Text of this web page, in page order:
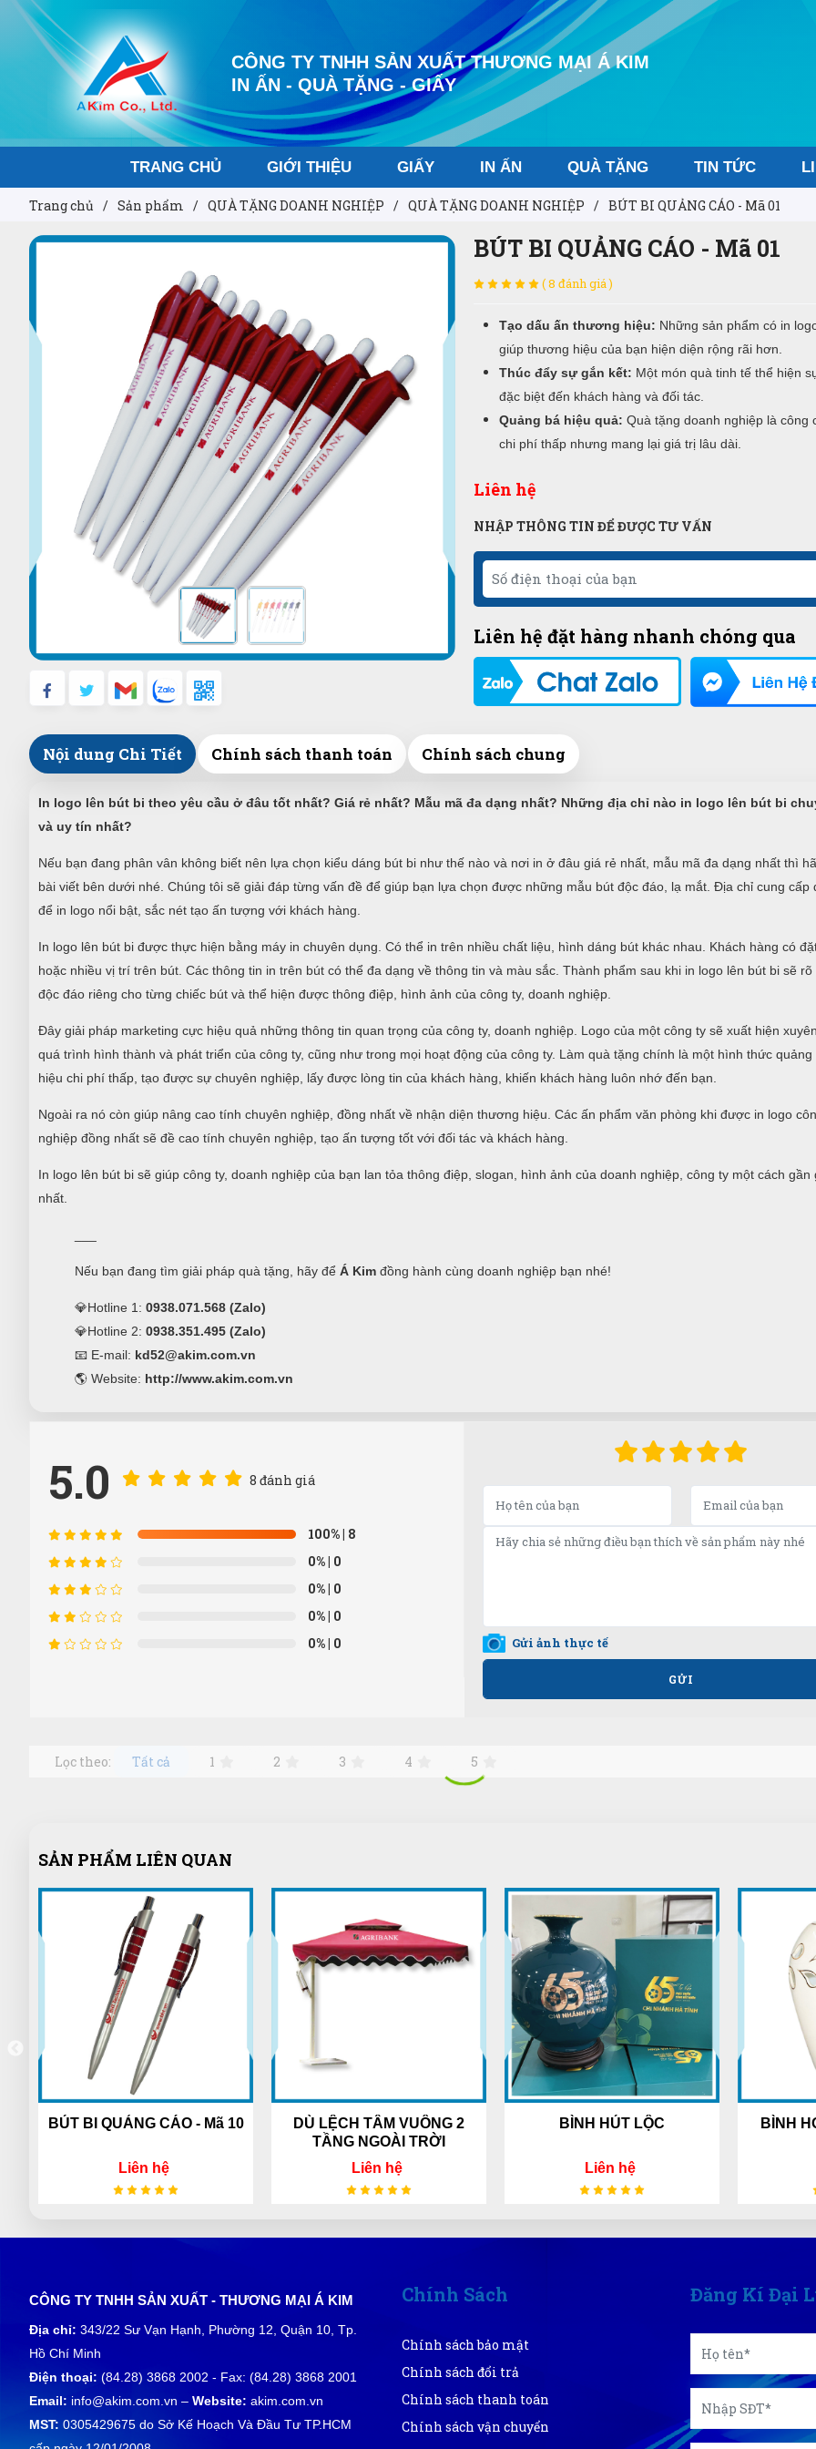
CÔNG TY TNHH SẢN XUẤT THƯƠNG MẠI Á KIM
IN ẤN - QUÀ TẶNG - GIẤY
TRANG CHỦ GIỚI THIỆU GIẤY IN ẤN QUÀ TẶNG TIN TỨC
Trang chủ / Sản phẩm / QUÀ TẶNG DOANH NGHIỆP / QUÀ TẶNG DOANH NGHIỆP / BÚT BI QUẢNG CÁO - Mã 01
BÚT BI QUẢNG CÁO - Mã 01
( 8 đánh giá )
Tạo dấu ấn thương hiệu: Những sản phẩm có in
giúp thương hiệu của bạn hiện diện rộng rãi hơn.
Thúc đẩy sự gắn kết: Một món quà tinh tế thể hiện
đặc biệt đến khách hàng và đối tác.
Quảng bá hiệu quả: Quà tặng doanh nghiệp là công
chi phí thấp nhưng mang lại giá trị lâu dài.
Liên hệ
NHẬP THÔNG TIN ĐỂ ĐƯỢC TƯ VẤN
Liên hệ đặt hàng nhanh chóng qua
Nội dung Chi Tiết Chính sách thanh toán Chính sách chung
In logo lên bút bi theo yêu cầu ở đâu tốt nhất? Giá rẻ nhất? Mẫu mã đa dạng nhất? Những địa chỉ nào in logo lên bút bi
và uy tín nhất?
Nếu bạn đang phân vân không biết nên lựa chọn kiểu dáng bút bi như thế nào và nơi in ở đâu giá rẻ nhất, mẫu mã đa dạng nhất thì
bài viết bên dưới nhé. Chúng tôi sẽ giải đáp từng vấn đề để giúp bạn lựa chọn được những mẫu bút độc đáo, lạ mắt. Địa chỉ cung cấp
để in logo nổi bật, sắc nét tạo ấn tượng với khách hàng.
In logo lên bút bi được thực hiện bằng máy in chuyên dụng. Có thể in trên nhiều chất liệu, hình dáng bút khác nhau. Khách hàng có
hoặc nhiều vị trí trên bút. Các thông tin in trên bút có thể đa dạng về thông tin và màu sắc. Thành phẩm sau khi in logo lên bút bi sẽ
độc đáo riêng cho từng chiếc bút và thể hiện được thông điệp, hình ảnh của công ty, doanh nghiệp.
Đây giải pháp marketing cực hiệu quả những thông tin quan trọng của công ty, doanh nghiệp. Logo của một công ty sẽ xuất hiện
quá trình hình thành và phát triển của công ty, cũng như trong mọi hoạt động của công ty. Làm quà tặng chính là một hình thức
hiệu chi phí thấp, tạo được sự chuyên nghiệp, lấy được lòng tin của khách hàng, khiến khách hàng luôn nhớ đến bạn.
Ngoài ra nó còn giúp nâng cao tính chuyên nghiệp, đồng nhất về nhận diện thương hiệu. Các ấn phẩm văn phòng khi được in logo
nghiệp đồng nhất sẽ đề cao tính chuyên nghiệp, tạo ấn tượng tốt với đối tác và khách hàng.
In logo lên bút bi sẽ giúp công ty, doanh nghiệp của bạn lan tỏa thông điệp, slogan, hình ảnh của doanh nghiệp, công ty một cách gần
nhất.
Nếu bạn đang tìm giải pháp quà tặng, hãy để Á Kim đồng hành cùng doanh nghiệp bạn nhé!
💎Hotline 1: 0938.071.568 (Zalo)
💎Hotline 2: 0938.351.495 (Zalo)
📧 E-mail: kd52@akim.com.vn
🌎 Website: http://www.akim.com.vn
5.0 8 đánh giá
100%| 8
0%| 0
0%| 0
0%| 0
0%| 0 Gửi ảnh thực tế
GỬI
Lọc theo: Tất cả 1 2 3 4 5
SẢN PHẨM LIÊN QUAN
BI QUẢNG CÁO - Mã 10
DÙ LỆCH TÂM VUÔNG 2
TẦNG NGOÀI TRỜI
BÌNH HÚT LỘC
BÌNH HOA
CÔNG TY TNHH SẢN XUẤT - THƯƠNG MẠI Á KIM
Địa chỉ: 343/22 Sư Vạn Hạnh, Phường 12, Quận 10, Tp.
Hồ Chí Minh
Điện thoại: (84.28) 3868 2002 - Fax: (84.28) 3868 2001
Email: info@akim.com.vn – Website: akim.com.vn
MST: 0305429675 do Sở Kế Hoạch Và Đầu Tư TP.HCM
Chính Sách
Chính sách bảo mật
Chính sách đổi trả
Chính sách thanh toán
Chính sách vận chuyển
Đăng Kí Đại